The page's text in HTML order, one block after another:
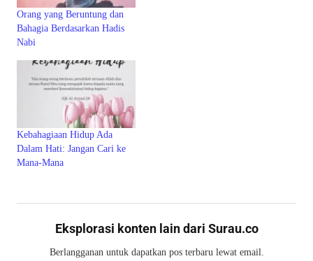
Orang yang Beruntung dan
Bahagia Berdasarkan Hadis
Nabi
Kebahagiaan Hidup Ada
Dalam Hati: Jangan Cari ke
Mana-Mana
Eksplorasi konten lain dari Surau.co
Berlangganan untuk dapatkan pos terbaru lewat email.